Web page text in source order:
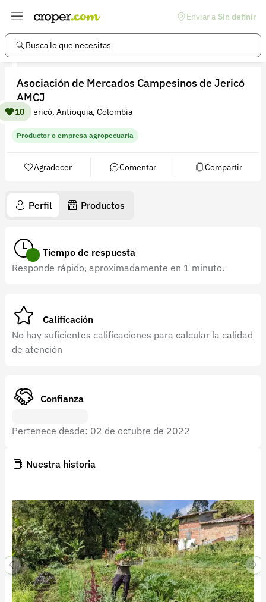
Enviar a Sin definir
Busca lo que necesitas
10
Asociación de Mercados Campesinos de Jericó
AMCJ
Jericó, Antioquia, Colombia
Productor o empresa agropecuaria
Agradecer Comentar Compartir
Perfil Productos
Tiempo de respuesta
Responde rápido, aproximadamente en 1 minuto.
Calificación
No hay suficientes calificaciones para calcular la calidad
de atención
Confianza
Pertenece desde: 02 de octubre de 2022
Nuestra historia
Enlaces de interés
Preguntas frecuentes
Ayuda
Información legal
Términos y condiciones
Cuenta
Registrarse
Recuperar contraseña
Soporte
+57 323 2931928
© 2026 Croper.com Todos los derechos reservados
Versión 5.45.0